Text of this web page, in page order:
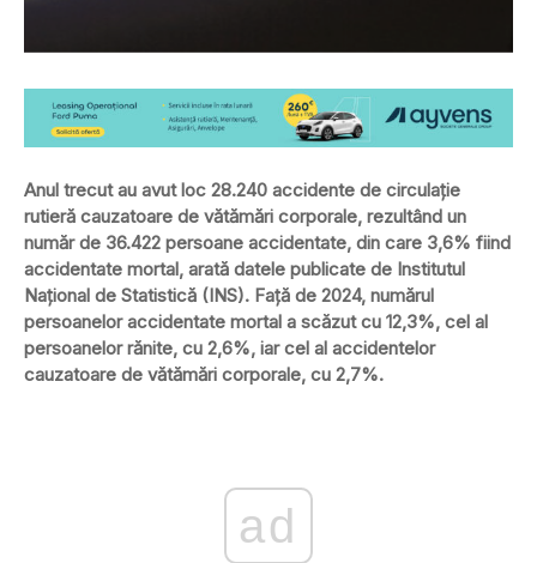
Anul trecut au avut loc 28.240 accidente de circulaţie
rutieră cauzatoare de vătămări corporale, rezultând un
număr de 36.422 persoane accidentate, din care 3,6% fiind
accidentate mortal, arată datele publicate de Institutul
Național de Statistică (INS). Faţă de 2024, numărul
persoanelor accidentate mortal a scăzut cu 12,3%, cel al
persoanelor rănite, cu 2,6%, iar cel al accidentelor
cauzatoare de vătămări corporale, cu 2,7%.
ad